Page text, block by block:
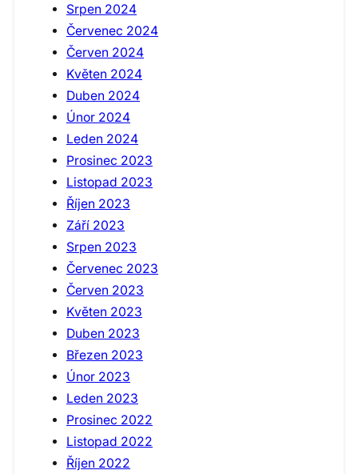
Srpen 2024
Červenec 2024
Červen 2024
Květen 2024
Duben 2024
Únor 2024
Leden 2024
Prosinec 2023
Listopad 2023
Říjen 2023
Září 2023
Srpen 2023
Červenec 2023
Červen 2023
Květen 2023
Duben 2023
Březen 2023
Únor 2023
Leden 2023
Prosinec 2022
Listopad 2022
Říjen 2022